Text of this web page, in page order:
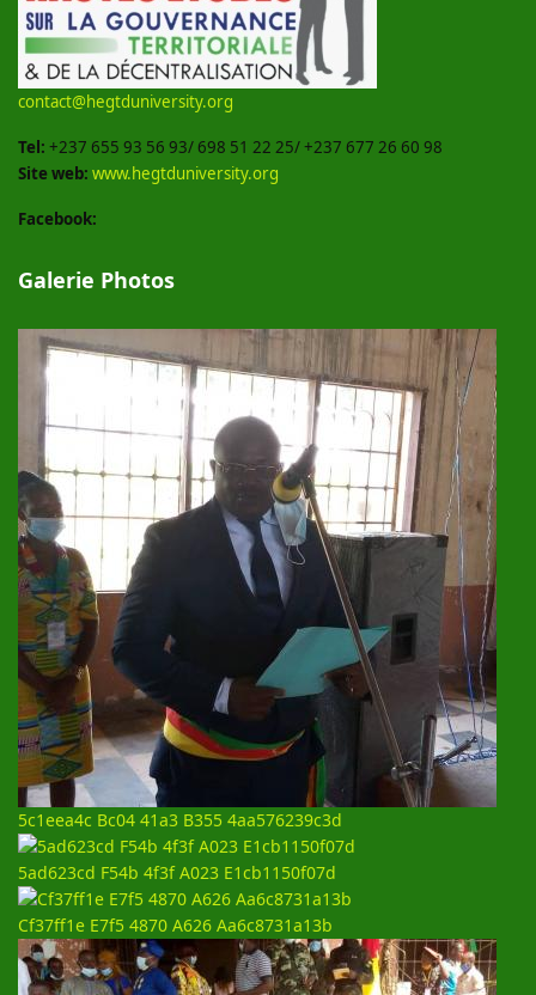
contact@hegtduniversity.org
Tel: +237 655 93 56 93/ 698 51 22 25/ +237 677 26 60 98
Site web: www.hegtduniversity.org
Facebook:
Galerie Photos
5c1eea4c Bc04 41a3 B355 4aa576239c3d
5ad623cd F54b 4f3f A023 E1cb1150f07d
Cf37ff1e E7f5 4870 A626 Aa6c8731a13b